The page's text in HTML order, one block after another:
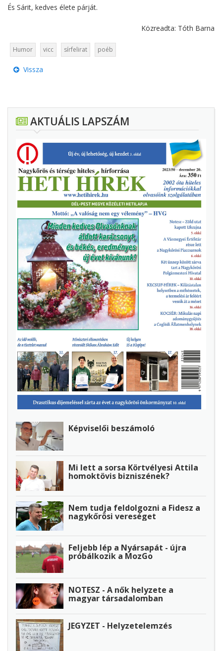
És Sárit, kedves élete párját.
Közreadta: Tóth Barna
Humor vicc sírfelirat poéb
Vissza
AKTUÁLIS LAPSZÁM
Képviselői beszámoló
Mi lett a sorsa Körtvélyesi Attila
homoktövis bizniszének?
Nem tudja feldolgozni a Fidesz a
nagykőrösi vereséget
Feljebb lép a Nyársapát - újra
próbálkozik a MozGo
NOTESZ - A nők helyzete a
magyar társadalomban
JEGYZET - Helyzetelemzés